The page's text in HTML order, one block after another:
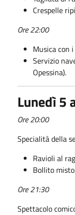
Crespelle
Ore 22:00
Musica con i
Servizio
Opessina).
Lunedì 5
Ore 20:00
Specialità della
Ravioli al
Bollito misto
Ore 21:30
Spettacolo